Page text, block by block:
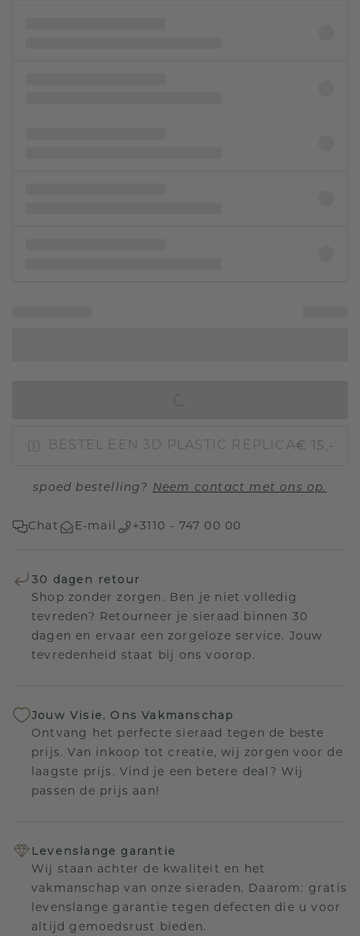
BESTEL EEN 3D PLASTIC REPLICA€ 15,-
spoed bestelling? Neem contact met ons op.
Chat E-mail +3110 - 747 00 00
30 dagen retour
Shop zonder zorgen. Ben je niet volledig
tevreden? Retourneer je sieraad binnen 30
dagen en ervaar een zorgeloze service. Jouw
tevredenheid staat bij ons voorop.
Jouw Visie, Ons Vakmanschap
Ontvang het perfecte sieraad tegen de beste
prijs. Van inkoop tot creatie, wij zorgen voor de
laagste prijs. Vind je een betere deal? Wij
passen de prijs aan!
Levenslange garantie
Wij staan achter de kwaliteit en het
vakmanschap van onze sieraden. Daarom: gratis
levenslange garantie tegen defecten die u voor
altijd gemoedsrust bieden.